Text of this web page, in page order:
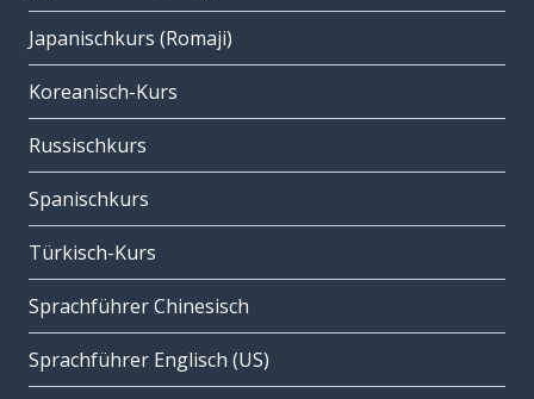
Japanischkurs (Romaji)
Koreanisch-Kurs
Russischkurs
Spanischkurs
Türkisch-Kurs
Sprachführer Chinesisch
Sprachführer Englisch (US)